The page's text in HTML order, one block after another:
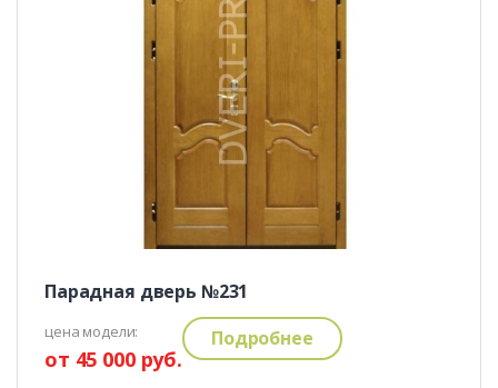
Парадная дверь №231
цена модели:
от 45 000 руб.
Подробнее